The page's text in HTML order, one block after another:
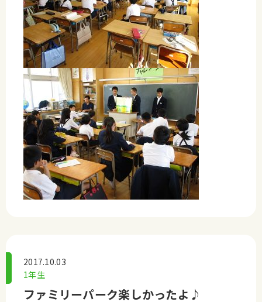
2017.10.03
1年生
ファミリーパーク楽しかったよ♪